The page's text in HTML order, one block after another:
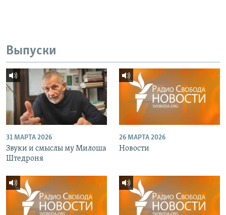
Выпуски
31 МАРТА 2026
Звуки и смыслы му Милоша
Штедроня
26 МАРТА 2026
Новости